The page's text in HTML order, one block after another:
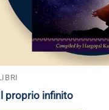
proprio infinito